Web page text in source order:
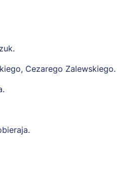
Cezarego Zalewskiego.